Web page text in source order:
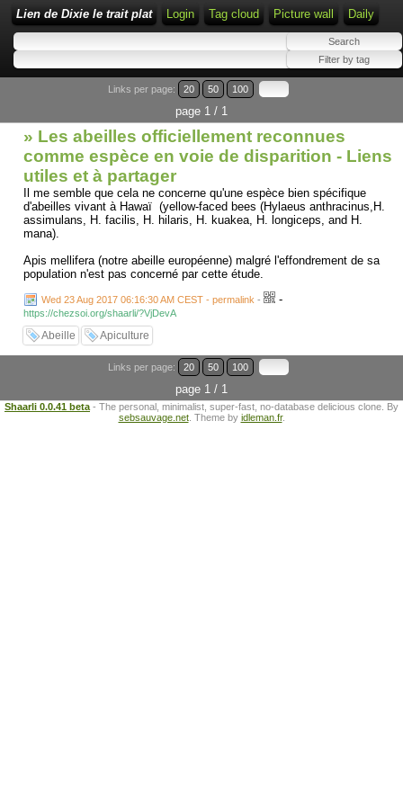
Lien de Dixie le trait plat Login Tag cloud Picture wall Daily
Links per page: 20 50 100
page 1 / 1
» Les abeilles officiellement reconnues
comme espèce en voie de disparition - Liens
utiles et à partager
Il me semble que cela ne concerne qu'une espèce bien spécifique
d'abeilles vivant à Hawaï (yellow-faced bees (Hylaeus anthracinus,H.
assimulans, H. facilis, H. hilaris, H. kuakea, H. longiceps, and H.
mana).
Apis mellifera (notre abeille européenne) malgré l'effondrement de sa
population n'est pas concerné par cette étude.
Wed 23 Aug 2017 06:16:30 AM CEST - permalink - -
https://chezsoi.org/shaarli/?VjDevA
Abeille Apiculture
Links per page: 20 50 100
page 1 / 1
Shaarli 0.0.41 beta - The personal, minimalist, super-fast, no-database delicious clone. By
sebsauvage.net. Theme by idleman.fr.